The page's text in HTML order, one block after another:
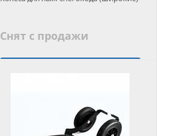
Снят с продажи